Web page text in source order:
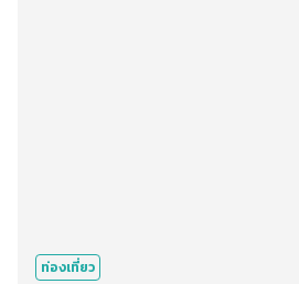
ท่องเที่ยว